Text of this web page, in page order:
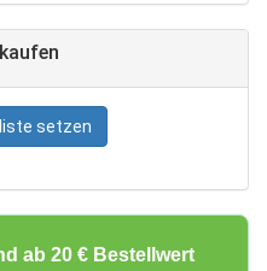
setzen
ab 20 € Bestellwert